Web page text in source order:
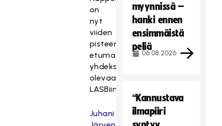
on
nyt
viiden
pisteen
etumatka
yhdeksäntenä
olevaan
LASBiin.
Juhani
myynnissä –
hanki ennen
ensimmäistä
peliä
06.08.2026
“Kannustava
ilmapiiri